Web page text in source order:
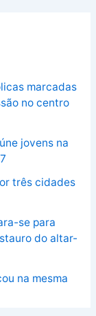
marcadas
no centro
jovens na
três cidades
se para
do altar-
na mesma